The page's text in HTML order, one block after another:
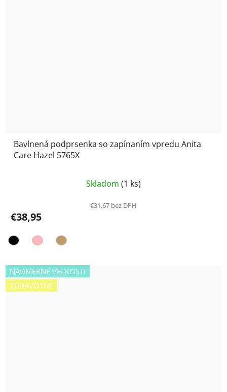
Bavlnená podprsenka so zapínaním vpredu Anita
Care Hazel 5765X
hodnotenie
produktu
Skladom (1 ks)
€31,67 bez DPH
€38,95
NADMERNÉ VEĽKOSTI
ZDRAVOTNÉ